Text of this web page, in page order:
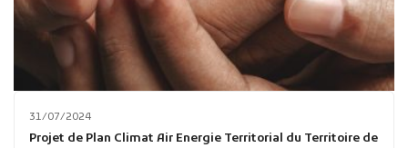
Projets financés par l'Europe
Plans d'accès
31/07/2024
Projet de Plan Climat Air Energie Territorial du Territoire de